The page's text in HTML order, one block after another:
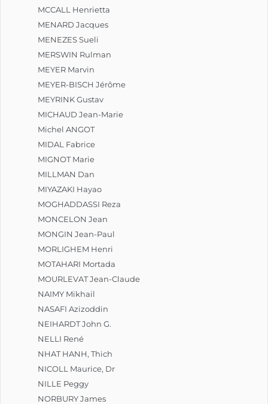
MCCALL Henrietta
MENARD Jacques
MENEZES Sueli
MERSWIN Rulman
MEYER Marvin
MEYER-BISCH Jérôme
MEYRINK Gustav
MICHAUD Jean-Marie
Michel ANGOT
MIDAL Fabrice
MIGNOT Marie
MILLMAN Dan
MIYAZAKI Hayao
MOGHADDASSI Reza
MONCELON Jean
MONGIN Jean-Paul
MORLIGHEM Henri
MOTAHARI Mortada
MOURLEVAT Jean-Claude
NAIMY Mikhail
NASAFI Azizoddin
NEIHARDT John G.
NELLI René
NHAT HANH, Thich
NICOLL Maurice, Dr
NILLE Peggy
NORBURY James